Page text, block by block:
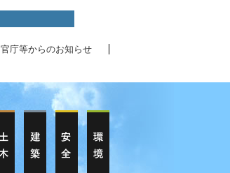
官庁等からのお知らせ